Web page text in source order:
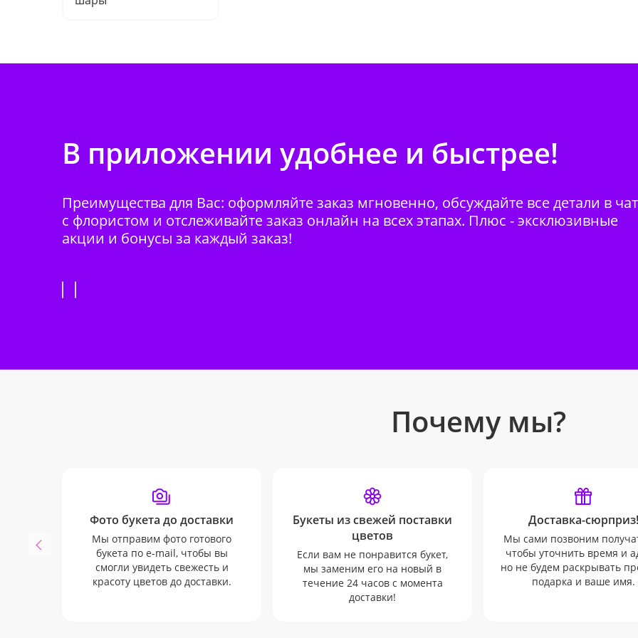
В приложении удобнее и быстрее!
Преимущества для Вас: оформляйте заказ мгновенно, обсуждайте все детали в
с флористом и отслеживайте заказ онлайн на всех этапах. Плюс - эксклюзивные
акции и бонусы за каждый заказ!
Почему мы?
Фото букета до доставки
Мы отправим фото готового
букета по e-mail, чтобы вы
смогли увидеть свежесть и
красоту цветов до доставки.
Букеты из свежей поставки
цветов
Если вам не понравится букет,
мы заменим его на новый в
течение 24 часов с момента
доставки!
Доставка-сюрприз!
Мы сами позвоним
чтобы уточнить время и
но не будем раскрывать
подарка и ваше имя.